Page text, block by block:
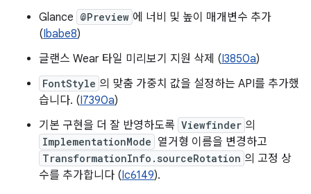
Glance @Preview 에 너비 및 높이 매개변수 추가
(Ibabe8)
글랜스 Wear 타일 미리보기 지원 삭제 (I3850a)
FontStyle 의 맞춤 가중치 값을 설정하는 API를 추가했
습니다. (I7390a)
기본 구현을 더 잘 반영하도록 Viewfinder 의
ImplementationMode 열거형 이름을 변경하고
TransformationInfo.sourceRotation 의 고정 상
수를 추가합니다 (Ic6149).